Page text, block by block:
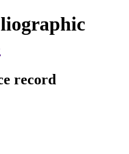
record